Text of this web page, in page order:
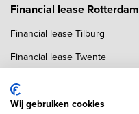
Financial lease Rotterdam
Financial lease Tilburg
Financial lease Twente
Financial lease Utrecht
Financial lease Zwolle
Wij gebruiken cookies